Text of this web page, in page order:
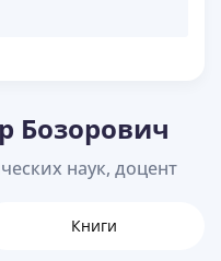
Бозорович
наук, доцент
Книги